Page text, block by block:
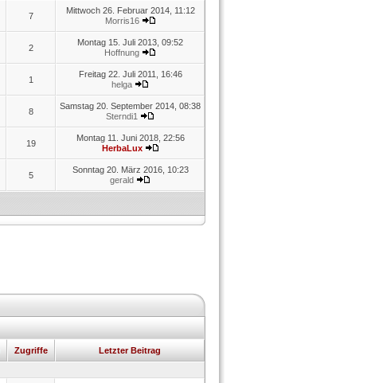
7
Mittwoch 26. Februar 2014, 11:12
Morris16
2
Montag 15. Juli 2013, 09:52
Hoffnung
1
Freitag 22. Juli 2011, 16:46
helga
8
Samstag 20. September 2014, 08:38
Sterndi1
19
Montag 11. Juni 2018, 22:56
HerbaLux
5
Sonntag 20. März 2016, 10:23
gerald
Zugriffe Letzter Beitrag